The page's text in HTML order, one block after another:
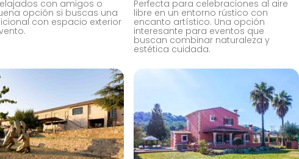
con amigos o
opción si buscas una
con espacio exterior
Perfecta para celebraciones al aire
libre en un entorno rústico con
encanto artístico. Una opción
interesante para eventos que
buscan combinar naturaleza y
estética cuidada.